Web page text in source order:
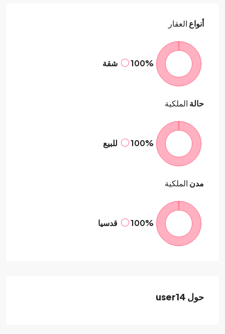
أنواع العقار
100% شقة
حالة الملكية
100% للبيع
مدن الملكية
100% قدسيا
حول user14